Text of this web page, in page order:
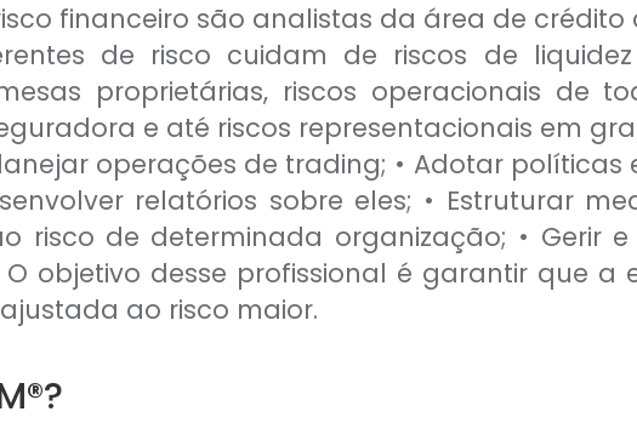
financeiro são analistas da área de crédito
de risco cuidam de riscos de
proprietárias, riscos operacionais de
e até riscos representacionais em
operações de trading; • Adotar
relatórios sobre eles; • Estruturar
risco de determinada organização; • Gerir
objetivo desse profissional é garantir que a
ao risco maior.